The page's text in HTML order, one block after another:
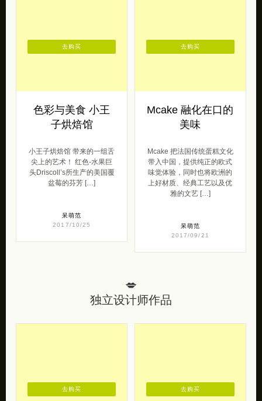
色彩与美食 小王
子烘焙馆
小王子烘焙馆 带来的一组舌
尖上的艺术！ 红色-水果巨
头Driscoll’s所生产的美国覆
盆莓的芬芳 […]
呆萌范
2017/10/25
去购买
Mcake 融化在口的
美味
Mcake 把法国传统蛋糕文化
带入中国，提供纯正的欧式
味觉体验，同时也将欧洲的
上好材质、经典工艺以及优
雅的文艺 […]
呆萌范
2017/09/21
去购买
💋
独立设计师作品
去购买 去购买